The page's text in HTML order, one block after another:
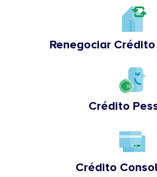
Renegociar
Crédito
Crédito